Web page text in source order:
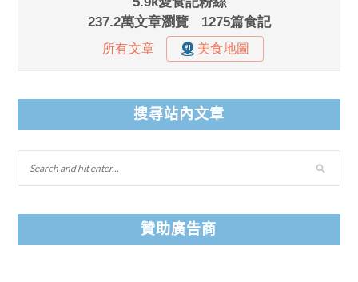
搜尋站內文章
贊助廣告商